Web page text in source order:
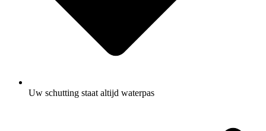
Uw schutting staat altijd waterpas